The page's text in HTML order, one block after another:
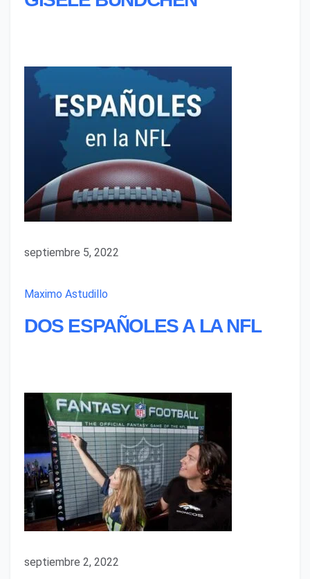
septiembre 5, 2022
Maximo Astudillo
DOS ESPAÑOLES A LA NFL
septiembre 2, 2022